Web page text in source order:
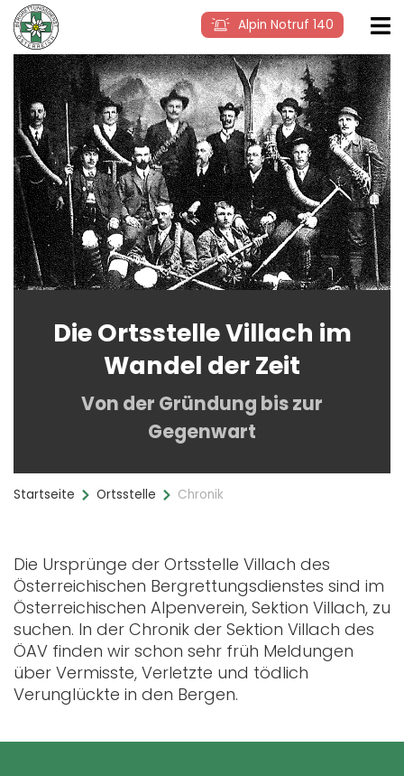
Alpin Notruf 140
Die Ortsstelle Villach im
Wandel der Zeit
Von der Gründung bis zur
Gegenwart
Startseite Ortsstelle Chronik
Die Ursprünge der Ortsstelle Villach des
Österreichischen Bergrettungsdienstes sind im
Österreichischen Alpenverein, Sektion Villach, zu
suchen. In der Chronik der Sektion Villach des
ÖAV finden wir schon sehr früh Meldungen
über Vermisste, Verletzte und tödlich
Verunglückte in den Bergen.